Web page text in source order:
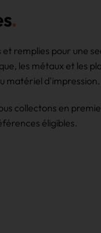
remplies pour une
les métaux et les
matériel d'impression.
collectons en
éligibles.